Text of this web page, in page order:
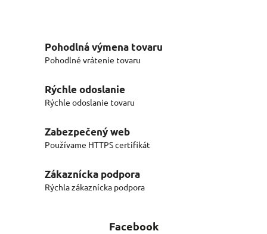
Pohodlná výmena tovaru
Pohodlné vrátenie tovaru
Rýchle odoslanie
Rýchle odoslanie tovaru
Zabezpečený web
Používame HTTPS certifikát
Zákaznícka podpora
Rýchla zákaznícka podpora
Facebook